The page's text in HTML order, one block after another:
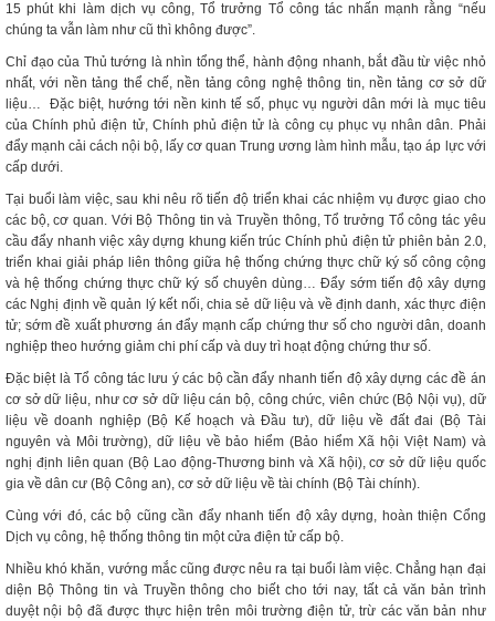
15 phút khi làm dịch vụ công, Tổ trưởng Tổ công tác nhấn mạnh rằng “nếu
chúng ta vẫn làm như cũ thì không được”.
Chỉ đạo của Thủ tướng là nhìn tổng thể, hành động nhanh, bắt đầu từ việc nhỏ
nhất, với nền tảng thể chế, nền tảng công nghệ thông tin, nền tảng cơ sở dữ
liệu… Đặc biệt, hướng tới nền kinh tế số, phục vụ người dân mới là mục tiêu
của Chính phủ điện tử, Chính phủ điện tử là công cụ phục vụ nhân dân. Phải
đẩy mạnh cải cách nội bộ, lấy cơ quan Trung ương làm hình mẫu, tạo áp lực với
cấp dưới.
Tại buổi làm việc, sau khi nêu rõ tiến độ triển khai các nhiệm vụ được giao cho
các bộ, cơ quan. Với Bộ Thông tin và Truyền thông, Tổ trưởng Tổ công tác yêu
cầu đẩy nhanh việc xây dựng khung kiến trúc Chính phủ điện tử phiên bản 2.0,
triển khai giải pháp liên thông giữa hệ thống chứng thực chữ ký số công cộng
và hệ thống chứng thực chữ ký số chuyên dùng… Đẩy sớm tiến độ xây dựng
các Nghị định về quản lý kết nối, chia sẻ dữ liệu và về định danh, xác thực điện
tử; sớm đề xuất phương án đẩy mạnh cấp chứng thư số cho người dân, doanh
nghiệp theo hướng giảm chi phí cấp và duy trì hoạt động chứng thư số.
Đặc biệt là Tổ công tác lưu ý các bộ cần đẩy nhanh tiến độ xây dựng các đề án
cơ sở dữ liệu, như cơ sở dữ liệu cán bộ, công chức, viên chức (Bộ Nội vụ), dữ
liệu về doanh nghiệp (Bộ Kế hoạch và Đầu tư), dữ liệu về đất đai (Bộ Tài
nguyên và Môi trường), dữ liệu về bảo hiểm (Bảo hiểm Xã hội Việt Nam) và
nghị định liên quan (Bộ Lao động-Thương binh và Xã hội), cơ sở dữ liệu quốc
gia về dân cư (Bộ Công an), cơ sở dữ liệu về tài chính (Bộ Tài chính).
Cùng với đó, các bộ cũng cần đẩy nhanh tiến độ xây dựng, hoàn thiện Cổng
Dịch vụ công, hệ thống thông tin một cửa điện tử cấp bộ.
Nhiều khó khăn, vướng mắc cũng được nêu ra tại buổi làm việc. Chẳng hạn đại
diện Bộ Thông tin và Truyền thông cho biết cho tới nay, tất cả văn bản trình
duyệt nội bộ đã được thực hiện trên môi trường điện tử, trừ các văn bản như